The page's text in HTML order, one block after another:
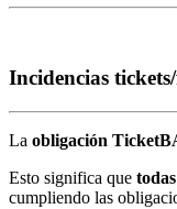
Incidencias
La obligación
Esto significa que
cumpliendo las